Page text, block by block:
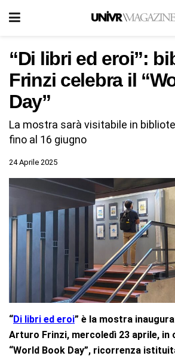
“Di libri ed eroi”:
Frinzi celebra il
Day”
La mostra sarà visitabile in
fino al 16 giugno
24 Aprile 2025
“Di libri ed eroi” è la mostra
Arturo Frinzi, mercoledì 23 aprile, in
“World Book Day”, ricorrenza